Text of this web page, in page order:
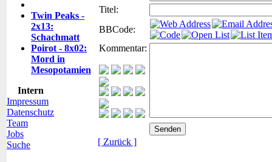
Twin Peaks -
2x13:
Schachmatt
Poirot - 8x02:
Mord in
Mesopotamien
Intern
Impressum
Datenschutz
Team
Jobs
Suche
Titel:
BBCode:
Kommentar:
[ Zurück ]